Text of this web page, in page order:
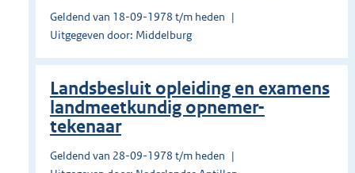
Geldend van 18-09-1978 t/m heden
Uitgegeven door: Middelburg
Landsbesluit opleiding en examens
landmeetkundig opnemer-
tekenaar
Geldend van 28-09-1978 t/m heden